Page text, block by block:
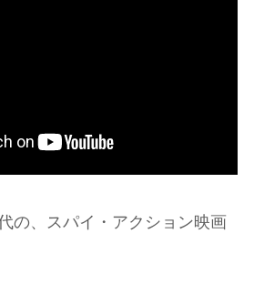
の、スパイ・アクション映画